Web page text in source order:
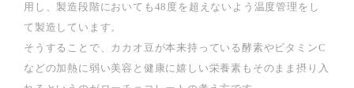
用し、製造段階においても48度を超えないよう温度管理をし
て製造しています。
そうすることで、カカオ豆が本来持っている酵素やビタミンC
などの加熱に弱い美容と健康に嬉しい栄養素もそのまま摂り入